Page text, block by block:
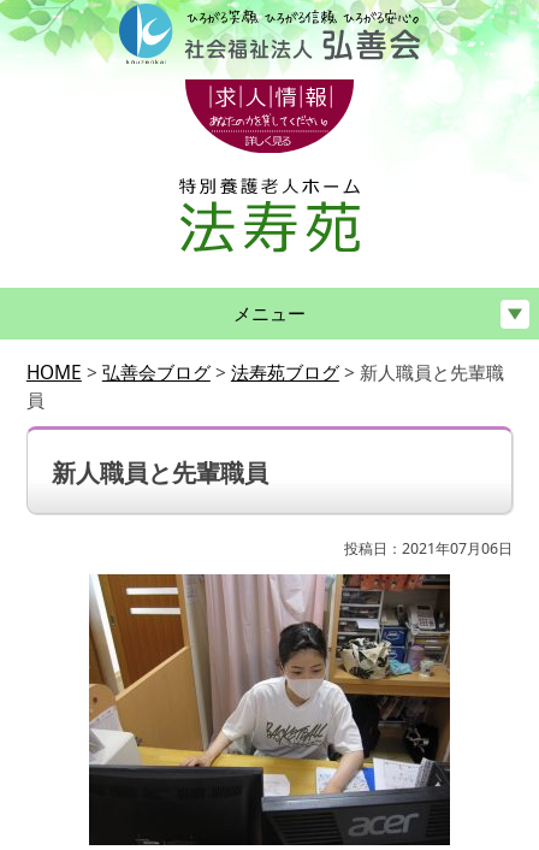
メニュー
HOME > 弘善会ブログ> 法寿苑ブログ> 新人職員と先輩職
員
新人職員と先輩職員
投稿日：2021年07月06日